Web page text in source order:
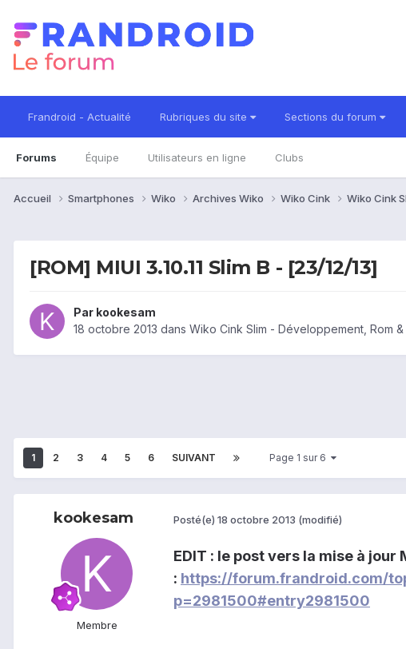
Frandroid - Actualité Rubriques du site Sections du forum
Forums Équipe Utilisateurs en ligne Clubs
Accueil Smartphones Wiko Archives Wiko Wiko Cink Wiko Cink
[ROM] MIUI 3.10.11 Slim B - [23/12/13]
Par kookesam
18 octobre 2013 dans Wiko Cink Slim - Développement, Rom
1 2 3 4 5 6 SUIVANT Page 1 sur 6
kookesam
Membre
Posté(e) 18 octobre 2013 (modifié)
EDIT : le post vers la mise à jour
: https://forum.frandroid.com/
p=2981500#entry2981500